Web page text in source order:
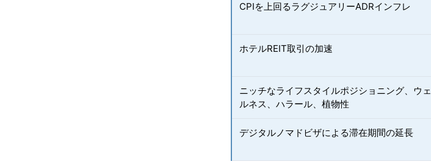
CPIを上回るラグジュアリーADRインフレ
ホテルREIT取引の加速
ニッチなライフスタイルポジショニング、ウェ
ルネス、ハラール、植物性
デジタルノマドビザによる滞在期間の延長